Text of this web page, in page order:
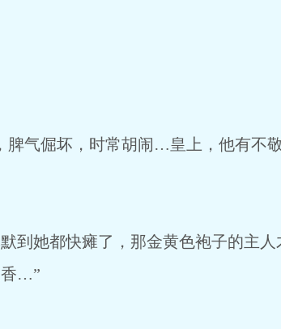
气倔坏，时常胡闹…皇上，他有不
她都快瘫了，那金黄色袍子的主人
香…”